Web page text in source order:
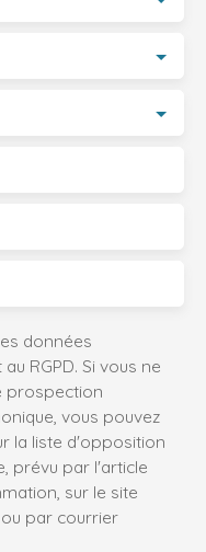
données
RGPD. Si vous ne
prospection
vous pouvez
la liste d'opposition
prévu par l'article
sur le site
par courrier